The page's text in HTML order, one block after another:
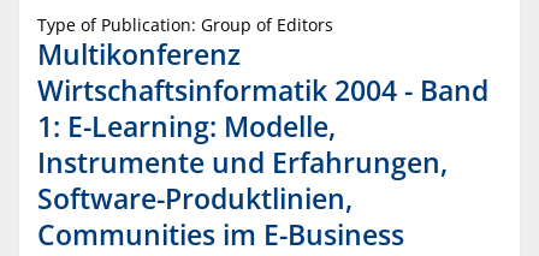
Type of Publication: Group of Editors
Multikonferenz
Wirtschaftsinformatik 2004 - Band
1: E-Learning: Modelle,
Instrumente und Erfahrungen,
Software-Produktlinien,
Communities im E-Business